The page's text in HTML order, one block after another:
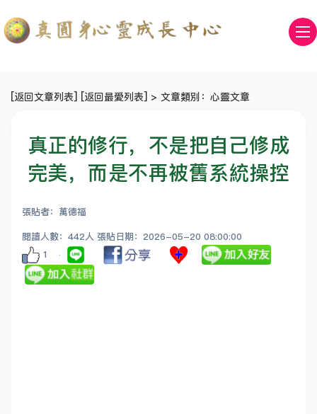
[返回文章列表] [返回最愛列表] > 文章類別：心靈文章
真正的修行，不是把自己修成
完美，而是不再被舊系統操控
張貼者：萬德福
閱讀人數：442人 張貼日期：2026-05-20 08:00:00
1